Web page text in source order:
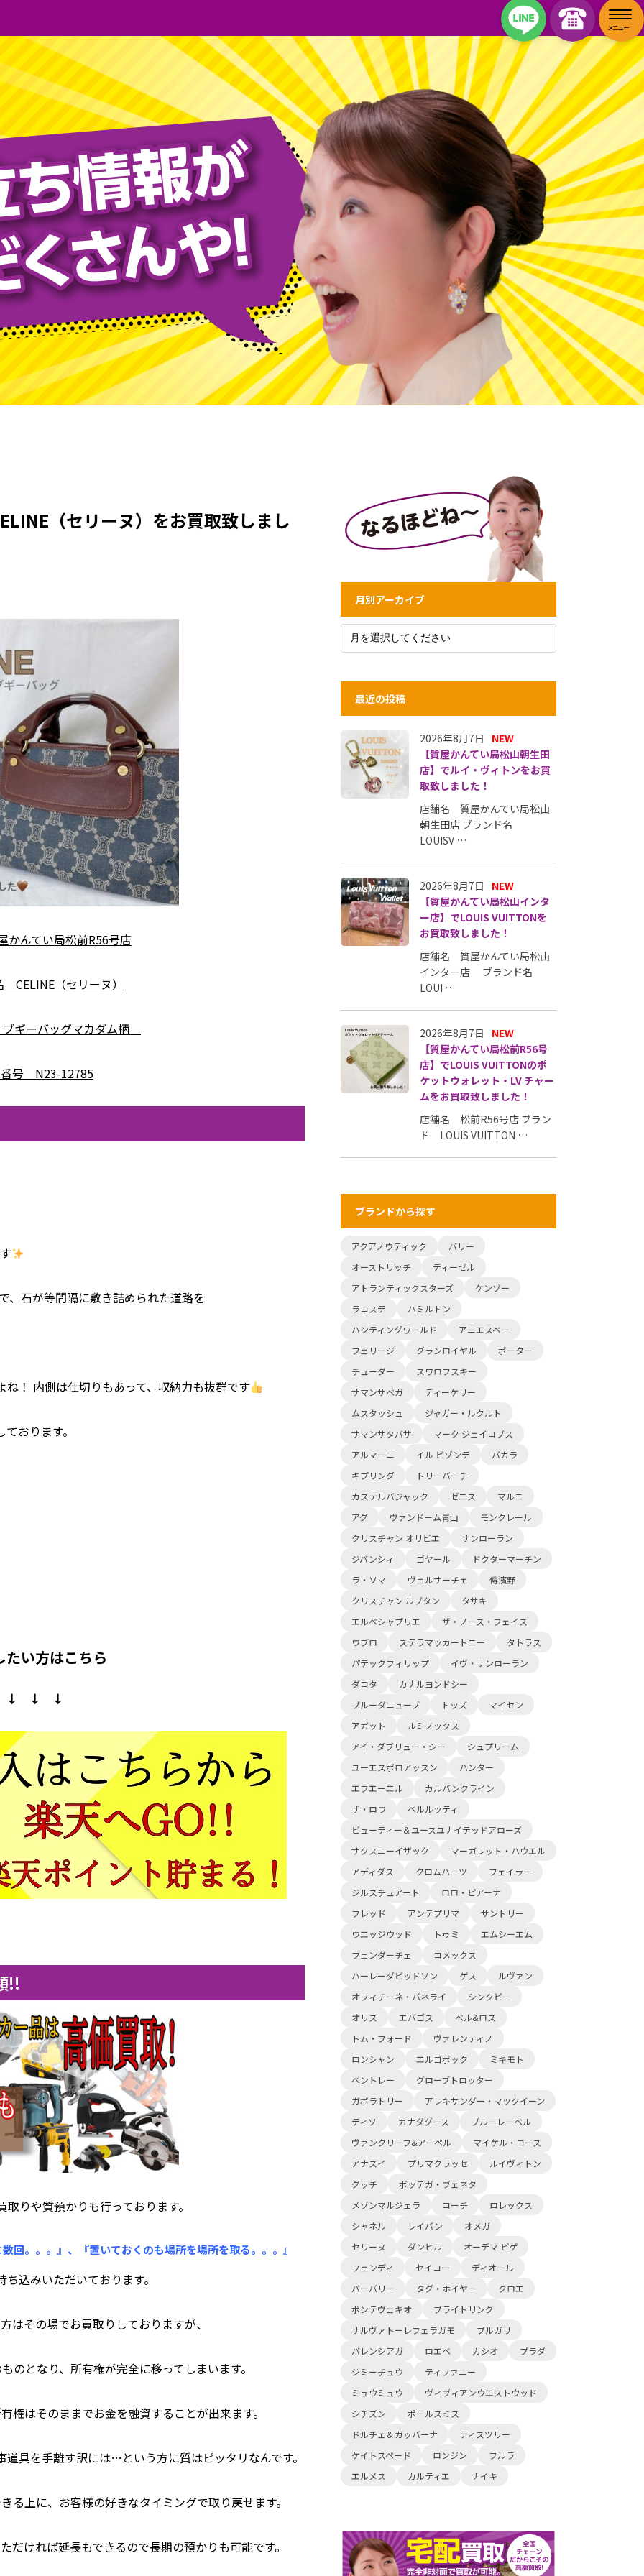
（セリーヌ）をお買取致しまし
んてい局松前R56号店
CELINE（セリーヌ）
ギーバッグマカダム柄
号 N23-12785
、石が等間隔に敷き詰められた道路を
！ 内側は仕切りもあって、収納力も抜群です
おります。
たい方はこちら
↓ ↓ ↓
!!
りや質預かりも行っております。
回。。。』、『置いておくのも場所を場所を取る。。。』
込みいただいております。
はその場でお買取りしておりますが、
のとなり、所有権が完全に移ってしまいます。
権はそのままでお金を融資することが出来ます。
具を手離す訳には…という方に質はピッタリなんです。
る上に、お客様の好きなタイミングで取り戻せます。
ければ延長もできるので長期の預かりも可能です。
月別アーカイブ
最近の投稿
2026年8月7日
NEW
【質屋かんてい局松山朝生田
店】でルイ・ヴィトンをお買
取致しました！
店舗名 質屋かんてい局松山
朝生田店 ブランド名
LOUISV …
2026年8月7日
NEW
【質屋かんてい局松山インタ
ー店】でLOUIS VUITTONを
お買取致しました！
店舗名 質屋かんてい局松山
インター店 ブランド名
LOUI …
2026年8月7日
NEW
【質屋かんてい局松前R56号
店】でLOUIS VUITTONのポ
ケットウォレット・LV チャー
ムをお買取致しました！
店舗名 松前R56号店 ブラン
ド LOUIS VUITTON …
ブランドから探す
アクアノウティック
バリー
オーストリッチ
ディーゼル
アトランティックスターズ
ケンゾー
ラコステ
ハミルトン
ハンティングワールド
アニエスベー
フェリージ
グランロイヤル
ポーター
チューダー
スワロフスキー
サマンサベガ
ディーケリー
ムスタッシュ
ジャガー・ルクルト
サマンサタバサ
マーク ジェイコブス
アルマーニ
イル ビゾンテ
バカラ
キプリング
トリーバーチ
カステルバジャック
ゼニス
マルニ
アグ
ヴァンドーム青山
モンクレール
クリスチャン オリビエ
サンローラン
ジバンシィ
ゴヤール
ドクターマーチン
ラ・ソマ
ヴェルサーチェ
傳濱野
クリスチャン ルブタン
タサキ
エルベシャプリエ
ザ・ノース・フェイス
ウブロ
ステラマッカートニー
タトラス
パテックフィリップ
イヴ・サンローラン
ダコタ
カナルヨンドシー
ブルーダニューブ
トッズ
マイセン
アガット
ルミノックス
アイ・ダブリュー・シー
シュプリーム
ユーエスポロアッスン
ハンター
エフエーエル
カルバンクライン
ザ・ロウ
ベルルッティ
ビューティー＆ユースユナイテッドアローズ
サクスニーイザック
マーガレット・ハウエル
アディダス
クロムハーツ
フェイラー
ジルスチュアート
ロロ・ピアーナ
フレッド
アンテプリマ
サントリー
ウエッジウッド
トゥミ
エムシーエム
フェンダーチェ
コメックス
ハーレーダビッドソン
ゲス
ルヴァン
オフィチーネ・パネライ
シンクビー
オリス
エバゴス
ベル&ロス
トム・フォード
ヴァレンティノ
ロンシャン
エルゴポック
ミキモト
ベントレー
グローブトロッター
ガボラトリー
アレキサンダー・マックイーン
ティソ
カナダグース
ブルーレーベル
ヴァンクリーフ&アーペル
マイケル・コース
アナスイ
プリマクラッセ
ルイヴィトン
グッチ
ボッテガ・ヴェネタ
メゾンマルジェラ
コーチ
ロレックス
シャネル
レイバン
オメガ
セリーヌ
ダンヒル
オーデマ ピゲ
フェンディ
セイコー
ディオール
バーバリー
タグ・ホイヤー
クロエ
ポンテヴェキオ
ブライトリング
サルヴァトーレフェラガモ
ブルガリ
バレンシアガ
ロエベ カシオ
プラダ
ジミーチュウ
ティファニー
ミュウミュウ
ヴィヴィアンウエストウッド
シチズン
ポールスミス
ドルチェ＆ガッバーナ
ティスツリー
ケイトスペード
ロンジン
フルラ
エルメス
カルティエ ナイキ